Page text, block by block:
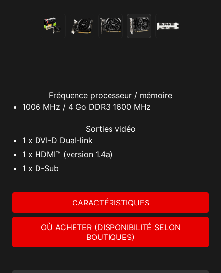
Fréquence processeur / mémoire
1006 MHz / 4 Go DDR3 1600 MHz
Sorties vidéo
1 x DVI-D Dual-link
1 x HDMI™ (version 1.4a)
1 x D-Sub
CARACTÉRISTIQUES
OÙ ACHETER (DISPONIBILITÉ SELON
BOUTIQUES)